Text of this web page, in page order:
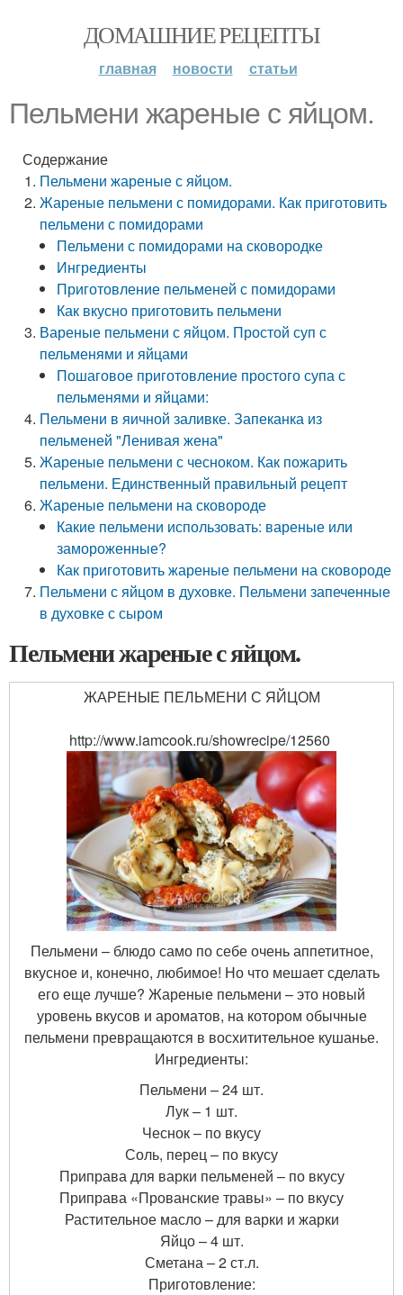
ДОМАШНИЕ РЕЦЕПТЫ
главная новости статьи
Пельмени жареные с яйцом.
Содержание
Пельмени жареные с яйцом.
Жареные пельмени с помидорами. Как приготовить
пельмени с помидорами
Пельмени с помидорами на сковородке
Ингредиенты
Приготовление пельменей с помидорами
Как вкусно приготовить пельмени
Вареные пельмени с яйцом. Простой суп с
пельменями и яйцами
Пошаговое приготовление простого супа с
пельменями и яйцами:
Пельмени в яичной заливке. Запеканка из
пельменей "Ленивая жена"
Жареные пельмени с чесноком. Как пожарить
пельмени. Единственный правильный рецепт
Жареные пельмени на сковороде
Какие пельмени использовать: вареные или
замороженные?
Как приготовить жареные пельмени на сковороде
Пельмени с яйцом в духовке. Пельмени запеченные
в духовке с сыром
Пельмени жареные с яйцом.
ЖАРЕНЫЕ ПЕЛЬМЕНИ С ЯЙЦОМ
http://www.iamcook.ru/showrecipe/12560
Пельмени – блюдо само по себе очень аппетитное,
вкусное и, конечно, любимое! Но что мешает сделать
его еще лучше? Жареные пельмени – это новый
уровень вкусов и ароматов, на котором обычные
пельмени превращаются в восхитительное кушанье.
Ингредиенты:
Пельмени – 24 шт.
Лук – 1 шт.
Чеснок – по вкусу
Соль, перец – по вкусу
Приправа для варки пельменей – по вкусу
Приправа «Прованские травы» – по вкусу
Растительное масло – для варки и жарки
Яйцо – 4 шт.
Сметана – 2 ст.л.
Приготовление: